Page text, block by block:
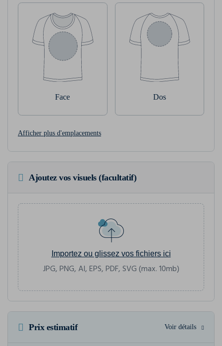
Face Dos
Afficher plus d'emplacements
Ajoutez vos visuels (facultatif)
Importez ou glissez vos fichiers ici
JPG, PNG, AI, EPS, PDF, SVG (max. 10mb)
Prix estimatif Voir détails